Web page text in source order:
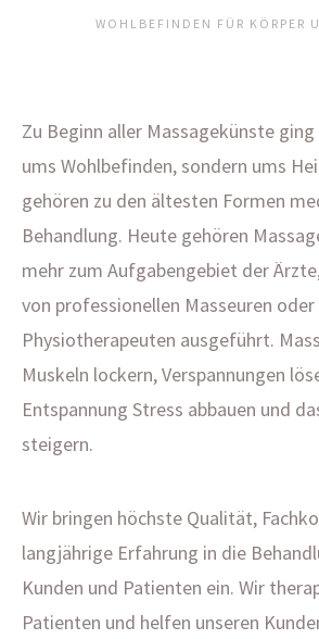
WOHLBEFINDEN FÜR KÖRPER
Zu Beginn aller Massagekünste
ums Wohlbefinden, sondern ums
gehören zu den ältesten Formen
Behandlung. Heute gehören
mehr zum Aufgabengebiet der
von professionellen Masseuren oder
Physiotherapeuten ausgeführt.
Muskeln lockern, Verspannungen
Entspannung Stress abbauen und
steigern.
Wir bringen höchste Qualität,
langjährige Erfahrung in die
Kunden und Patienten ein. Wir
Patienten und helfen unseren